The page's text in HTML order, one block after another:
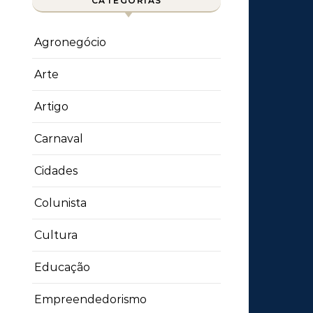
Agronegócio
Arte
Artigo
Carnaval
Cidades
Colunista
Cultura
Educação
Empreendedorismo